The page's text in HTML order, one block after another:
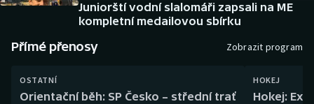
Americký fotbal
Baseball a softbal
Basketbal
NEPŘEHLÉDNĚTE
Soutěže
Historické návraty
Juniorští vodní slalomáři zapsali na ME
kompletní medailovou sbírku
Přímé přenosy Zobrazit program
OSTATNÍ
Orientační běh: SP Česko – střední trať
HOKEJ
Hokej: